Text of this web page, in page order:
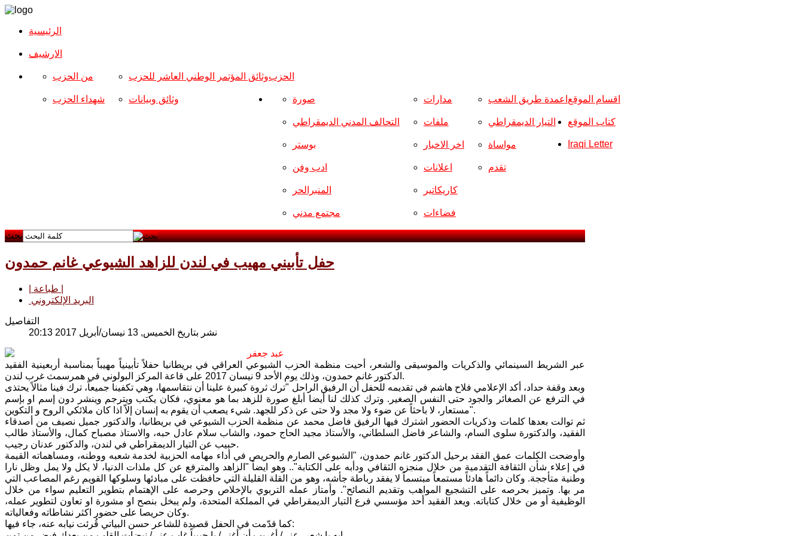
الرئيسية
الارشیف
الحزب من الحزب
شهداء الحزب
وثائق المؤتمر الوطني العاشر للحزب
وثائق وبيانات اقسام الموقع صورة
التحالف المدني الديمقراطي
بوستر
ادب وفن
المنبرالحر
مجتمع مدني
مدارات
ملفات
اخر الاخبار
اعلانات
كاريكاتير
فضاءات
اعمدة طريق الشعب
التيار الديمقراطي
مواساة
تقدم
كتاب الموقع
Iraqi Letter
بحث
حفل تأبيني مهيب في لندن للزاهد الشيوعي غانم حمدون
البريد الإلكتروني
التفاصيل
نشر بتاريخ الخميس, 13 نيسان/أبريل 2017 20:13
عبد جعفر
عبر الشريط السينمائي والذكريات والموسيقى والشعر، أحيت منظمة الحزب الشيوعي العراقي في بريطانيا حفلاً تأبينياً مهيباً بمناسبة أربعينية الفقيد
الدكتور غانم حمدون، وذلك يوم الأحد 9 نيسان 2017 على قاعة المركز البولوني في همرسمث غرب لندن.
وبعد وقفة حداد، أكد الإعلامي فلاح هاشم في تقديمه للحفل أن الرفيق الراحل "ترك ثروة كبيرة علينا أن نتقاسمها، وهي تكفينا جميعاً، ترك فينا مثالاً يحتذى
في الترفع عن الصغائر والجود حتى النفس الصغير. وترك كذلك لنا أيضا أبلغ صورة للزهد بما هو معنوي، فكان يكتب ويترجم وينشر دون إسم او بإسم
مستعار، لا باحثاً عن ضوء ولا مجد ولا حتى عن ذكر للجهد. شيء يصعب أن يقوم به إنسان إلاّ اذا كان ملائكي الروح و التكوين".
ثم توالت بعدها كلمات وذكريات الحضور اشترك فيها الرفيق فاضل محمد عن منظمة الحزب الشيوعي في بريطانيا، والدكتور جميل نصيف من أصدقاء
الفقيد، والدكتورة سلوى السام، والشاعر فاضل السلطاني، والأستاذ مجيد الحاج حمود، والشاب سلام عادل حبه، والاستاذ مصباح كمال، والأستاذ طالب
حبيب عن التيار الديمقراطي في لندن، والدكتور عدنان رجيب.
وأوضحت الكلمات عمق الفقد برحيل الدكتور غانم حمدون، "الشيوعي الصارم والحريص في أداء مهامه الحزبية لخدمة شعبه ووطنه، ومساهماته القيمة
في إعلاء شأن الثقافة التقدمية من خلال منجزه الثقافي ودأبه على الكتابة".. وهو ايضاً "الزاهد والمترفع عن كل ملذات الدنيا، لا يكل ولا يمل وظل نارا
وطنية متأججة. وكان دائماً هادئاً مستمعاً مبتسماً لا يفقد رباطة جأشه، وهو من القلة القليلة التي حافظت على مبادئها وسلوكها القويم رغم المصاعب التي
مر بها. وتميز بحرصه على التشجيع المواهب وتقديم النصائح". وأمتاز عمله التربوي بالإخلاص وحرصه على الإهتمام بتطوير التعليم سواء من خلال
الوظيفية أو من خلال كتاباته. ويعد الفقيد أحد مؤسسي فرع التيار الديمقراطي في المملكة المتحدة، ولم يبخل بنصح او مشورة او تعاون لتطوير عمله،
وكان حريصا على حضور اكثر نشاطاته وفعالياته.
كما قدّمت في الحفل قصيدة للشاعر حسن البياتي قُرئت نيابه عنه، جاء فيها: